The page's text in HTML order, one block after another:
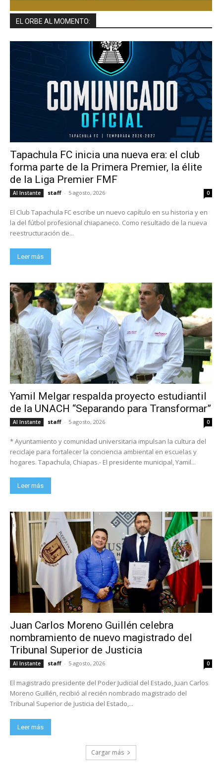
EL ORBE AL MOMENTO:
Tapachula FC inicia una nueva era: el club
forma parte de la Primera Premier, la élite
de la Liga Premier FMF
Al Instante staff - 5 agosto, 2026 0
El Club Tapachula FC escribe un nuevo capítulo en su historia y en
la del fútbol profesional chiapaneco. Como resultado de la nueva
reestructuración de...
Leer más
Yamil Melgar respalda proyecto estudiantil
de la UNACH “Separando para Transformar”
Al Instante staff - 5 agosto, 2026 0
* Ayuntamiento y comunidad universitaria impulsan la cultura del
reciclaje para fortalecer la conciencia ambiental en escuelas y
hogares. Tapachula, Chiapas.- El presidente municipal, Yamil...
Leer más
Juan Carlos Moreno Guillén celebra
nombramiento de nuevo magistrado del
Tribunal Superior de Justicia
Al Instante staff - 5 agosto, 2026 0
El magistrado presidente del Poder Judicial del Estado, Juan Carlos
Moreno Guillén, recibió al recién nombrado magistrado del
Tribunal Superior de Justicia del Estado,...
Leer más
Cargar más